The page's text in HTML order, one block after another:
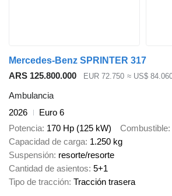
Mercedes-Benz SPRINTER 317
ARS 125.800.000
EUR 72.750 ≈ US$
Ambulancia
2026
Euro 6
Potencia 170 Hp (125 kW) Combustible
Capacidad de carga 1.250 kg
Suspensión resorte/resorte
Cantidad de asientos 5+1
Tipo de tracción Tracción trasera